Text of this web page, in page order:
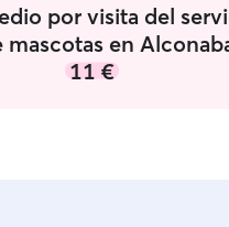
por visita del
en
11 €